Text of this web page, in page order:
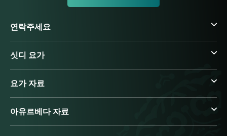
연락주세요
싯디 요가
요가 자료
아유르베다 자료